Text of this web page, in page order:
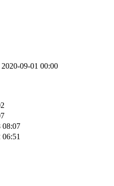
09-01 00:00
08:07